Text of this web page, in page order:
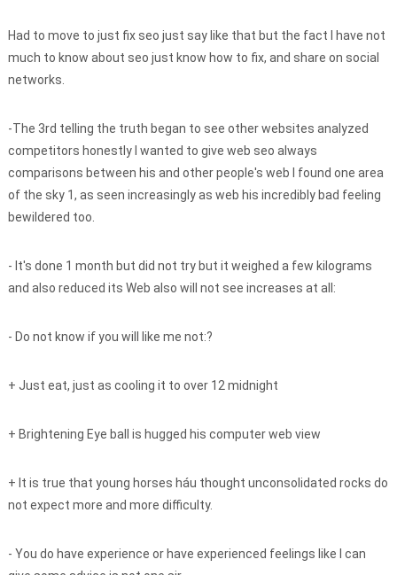
Had to move to just fix seo just say like that but the fact I have not
much to know about seo just know how to fix, and share on social
networks.
-The 3rd telling the truth began to see other websites analyzed
competitors honestly I wanted to give web seo always
comparisons between his and other people's web I found one area
of ​​the sky 1, as seen increasingly as web his incredibly bad feeling
bewildered too.
- It's done 1 month but did not try but it weighed a few kilograms
and also reduced its Web also will not see increases at all:
- Do not know if you will like me not:?
+ Just eat, just as cooling it to over 12 midnight
+ Brightening Eye ball is hugged his computer web view
+ It is true that young horses háu thought unconsolidated rocks do
not expect more and more difficulty.
- You do have experience or have experienced feelings like I can